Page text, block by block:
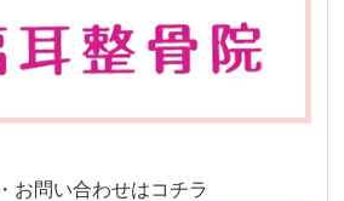
お問い合わせはコチラ